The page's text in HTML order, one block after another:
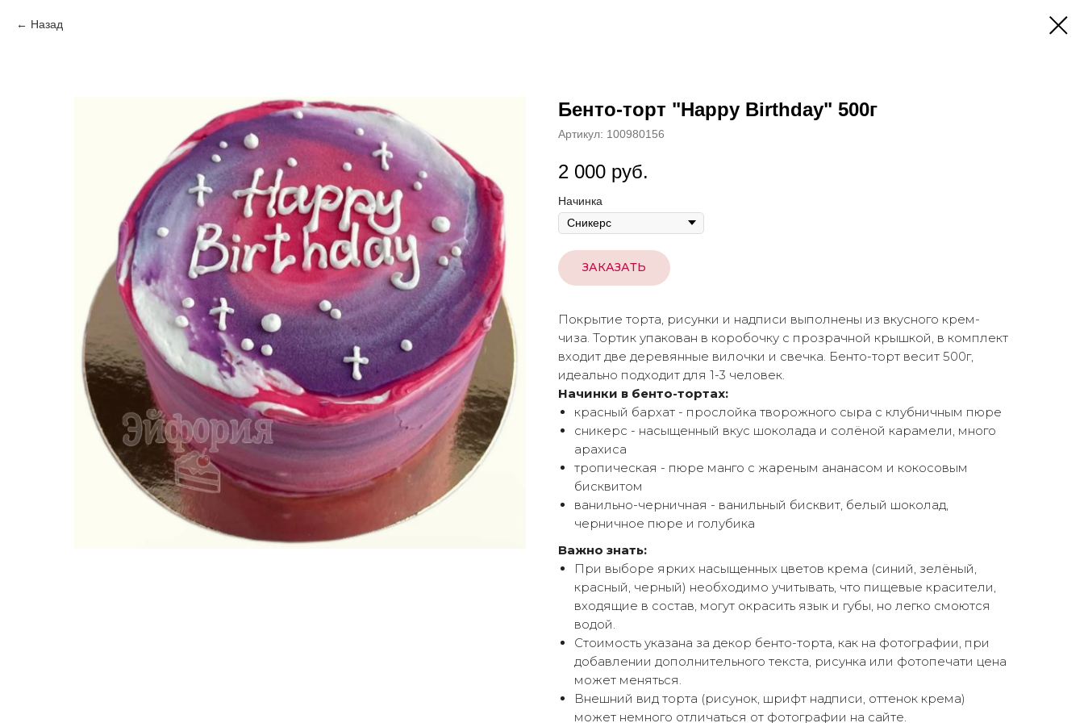
Назад
Бенто-торт "Happy Birthday" 500г
Артикул: 100980156
2 000 руб.
Начинка
ЗАКАЗАТЬ
Покрытие торта, рисунки и надписи выполнены из вкусного крем-
чиза. Тортик упакован в коробочку с прозрачной крышкой, в комплект
входит две деревянные вилочки и свечка. Бенто-торт весит 500г,
идеально подходит для 1-3 человек.
Начинки в бенто-тортах:
красный бархат - прослойка творожного сыра с клубничным пюре
сникерс - насыщенный вкус шоколада и солёной карамели, много
арахиса
тропическая - пюре манго с жареным ананасом и кокосовым
бисквитом
ванильно-черничная - ванильный бисквит, белый шоколад,
черничное пюре и голубика
Важно знать:
При выборе ярких насыщенных цветов крема (синий, зелёный,
красный, черный) необходимо учитывать, что пищевые красители,
входящие в состав, могут окрасить язык и губы, но легко смоются
водой.
Стоимость указана за декор бенто-торта, как на фотографии, при
добавлении дополнительного текста, рисунка или фотопечати цена
может меняться.
Внешний вид торта (рисунок, шрифт надписи, оттенок крема)
может немного отличаться от фотографии на сайте.